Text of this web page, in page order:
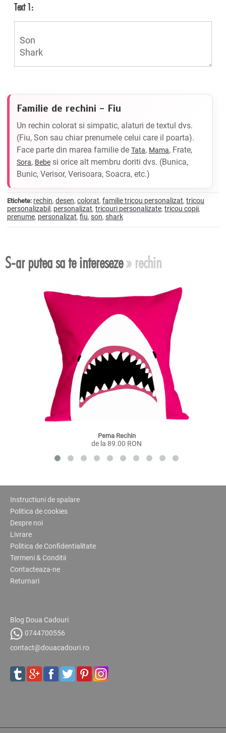
Text 1:
Familie de rechini - Fiu
Un rechin colorat si simpatic, alaturi de textul dvs.
(Fiu, Son sau chiar prenumele celui care il poarta).
Face parte din marea familie de Tata, Mama, Frate,
Sora, Bebe si orice alt membru doriti dvs. (Bunica,
Bunic, Verisor, Verisoara, Soacra, etc.)
Etichete: rechin, desen, colorat, familie tricou personalizat, tricou
personalizabil , personalizat, tricouri personalizate, tricou copii,
prenume, personalizat, fiu, son, shark
S-ar putea sa te intereseze» rechin
Perna Rechin
de la 89.00 RON
Instructiuni de spalare
Politica de cookies
Despre noi
Livrare
Politica de Confidentialitate
Termeni & Conditii
Contacteaza-ne
Returnari
Blog Doua Cadouri
0744700556
contact@douacadouri.ro